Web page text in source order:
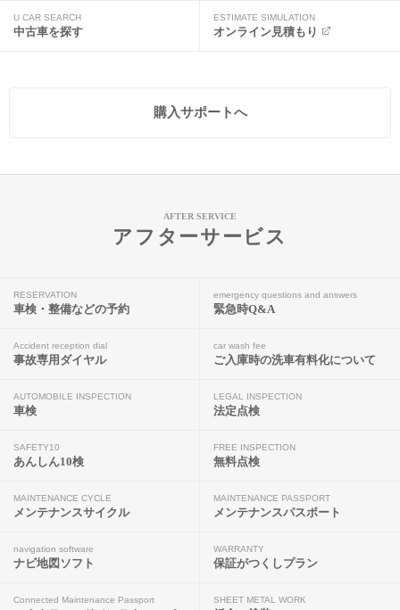
U CAR SEARCH
中古車を探す
ESTIMATE SIMULATION
オンライン見積もり
購入サポートへ
AFTER SERVICE
アフターサービス
RESERVATION
車検・整備などの予約
emergency questions and answers
緊急時Q&A
Accident reception dial
事故専用ダイヤル
car wash fee
ご入庫時の洗車有料化について
AUTOMOBILE INSPECTION
車検
LEGAL INSPECTION
法定点検
SAFETY10
あんしん10検
FREE INSPECTION
無料点検
MAINTENANCE CYCLE
メンテナンスサイクル
MAINTENANCE PASSPORT
メンテナンスパスポート
navigation software
ナビ地図ソフト
WARRANTY
保証がつくしプラン
Connected Maintenance Passport SHEET METAL WORK